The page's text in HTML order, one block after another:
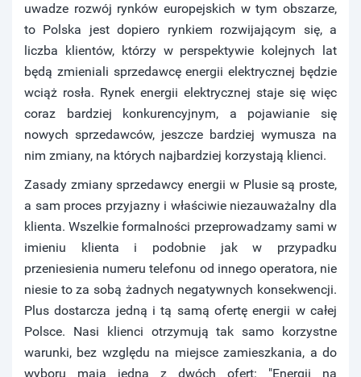
uwadze rozwój rynków europejskich w tym obszarze,
to Polska jest dopiero rynkiem rozwijającym się, a
liczba klientów, którzy w perspektywie kolejnych lat
będą zmieniali sprzedawcę energii elektrycznej będzie
wciąż rosła. Rynek energii elektrycznej staje się więc
coraz bardziej konkurencyjnym, a pojawianie się
nowych sprzedawców, jeszcze bardziej wymusza na
nim zmiany, na których najbardziej korzystają klienci.
Zasady zmiany sprzedawcy energii w Plusie są proste,
a sam proces przyjazny i właściwie niezauważalny dla
klienta. Wszelkie formalności przeprowadzamy sami w
imieniu klienta i podobnie jak w przypadku
przeniesienia numeru telefonu od innego operatora, nie
niesie to za sobą żadnych negatywnych konsekwencji.
Plus dostarcza jedną i tą samą ofertę energii w całej
Polsce. Nasi klienci otrzymują tak samo korzystne
warunki, bez względu na miejsce zamieszkania, a do
wyboru mają jedną z dwóch ofert: "Energii na